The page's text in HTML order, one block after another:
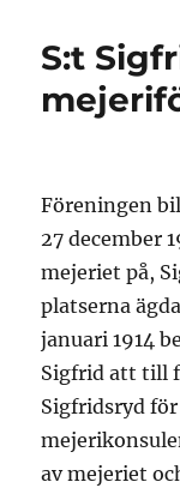
S:t
Föreningen
27 december
mejeriet på,
platserna
januari 1914
Sigfrid att till
Sigfridsryd
av mejeriet